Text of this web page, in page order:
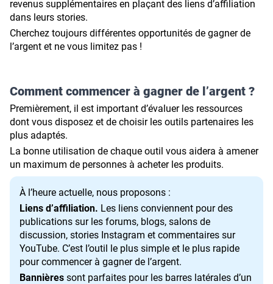
revenus supplémentaires en plaçant des liens d’affiliation
dans leurs stories.
Cherchez toujours différentes opportunités de gagner de
l’argent et ne vous limitez pas !
Comment commencer à gagner de l’argent ?
Premièrement, il est important d’évaluer les ressources
dont vous disposez et de choisir les outils partenaires les
plus adaptés.
La bonne utilisation de chaque outil vous aidera à amener
un maximum de personnes à acheter les produits.
À l’heure actuelle, nous proposons :
Liens d’affiliation. Les liens conviennent pour des
publications sur les forums, blogs, salons de
discussion, stories Instagram et commentaires sur
YouTube. C’est l’outil le plus simple et le plus rapide
pour commencer à gagner de l’argent.
Bannières sont parfaites pour les barres latérales d’un